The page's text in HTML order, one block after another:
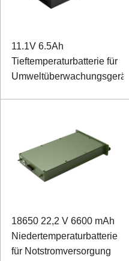
11.1V 6.5Ah
Tieftemperaturbatterie für
Umweltüberwachungsgeräte
18650 22,2 V 6600 mAh
Niedertemperaturbatterie
für Notstromversorgung